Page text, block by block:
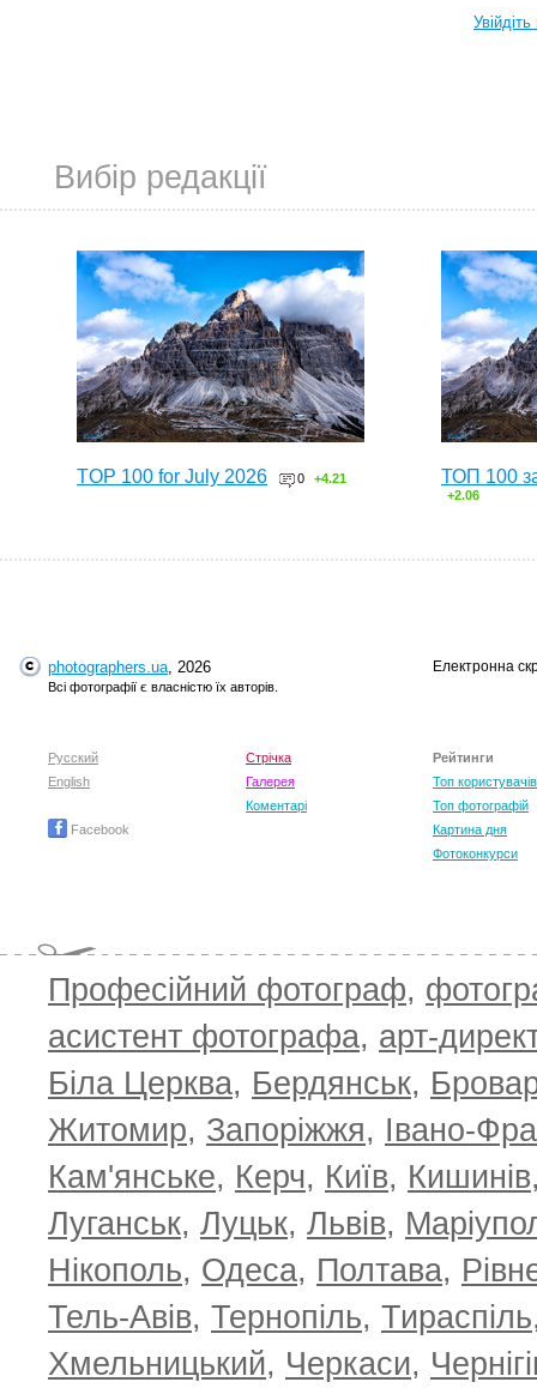
Вибір редакції
TOP 100 for July 2026 0 +4.21 ТОП 100
+2.06
TOP 100 for May 2026 0 +6.59 ТОП 100
+4.30
photographers.ua, 2026
Всі фотографії є власністю їх авторів.
Електронна
Русский
English
Facebook
Стрічка
Галерея
Коментарі
Рейтинги
Топ користувачів
Топ фотографій
Картина дня
Фотоконкурси
Професійний фотограф,
асистент фотографа, арт-
Біла Церква, Бердянськ,
Житомир, Запоріжжя, Івано-
Кам'янське, Керч, Київ, Кишинів
Луганськ, Луцьк, Львів,
Нікополь, Одеса, Полтава,
Тель-Авів, Тернопіль, Тираспіль
Хмельницький, Черкаси,